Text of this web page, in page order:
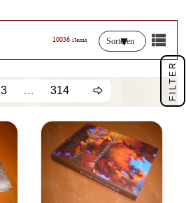
10036 items Sorteren
3 … 314 FILTER